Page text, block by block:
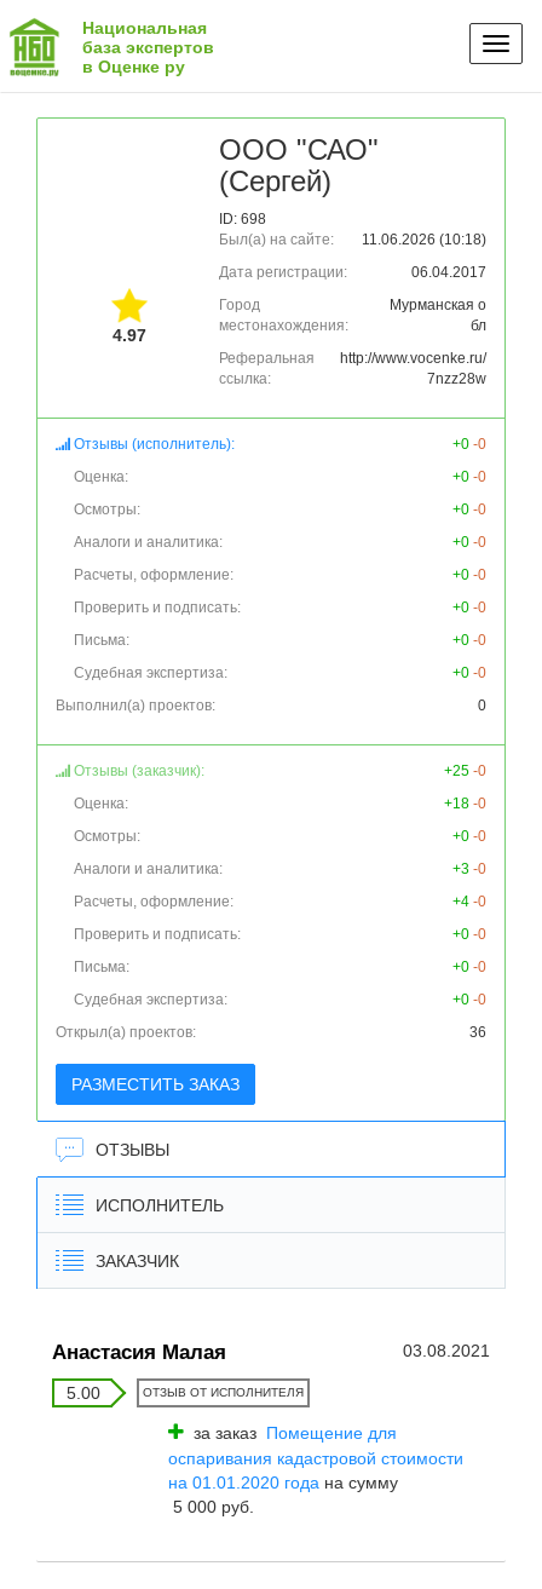
Национальная
база экспертов
в Оценке ру
4.97
ООО "САО"
(Сергей)
ID: 698
Был(а) на сайте:
11.06.2026 (10:18)
Дата регистрации:
06.04.2017
Город
местонахождения:
Мурманская о
бл
Реферальная
ссылка:
http://www.vocenke.ru/
7nzz28w
Отзывы (исполнитель): +0 -0
Оценка:
+0 -0
Осмотры:
+0 -0
Аналоги и аналитика:
+0 -0
Расчеты, оформление:
+0 -0
Проверить и подписать:
+0 -0
Письма:
+0 -0
Судебная экспертиза:
+0 -0
Выполнил(а) проектов:
0
Отзывы (заказчик): +25 -0
Оценка:
+18 -0
Осмотры:
+0 -0
Аналоги и аналитика:
+3 -0
Расчеты, оформление:
+4 -0
Проверить и подписать:
+0 -0
Письма:
+0 -0
Судебная экспертиза:
+0 -0
Открыл(а) проектов:
36
РАЗМЕСТИТЬ ЗАКАЗ
ОТЗЫВЫ
ИСПОЛНИТЕЛЬ
ЗАКАЗЧИК
Анастасия Малая 03.08.2021
5.00 ОТЗЫВ ОТ ИСПОЛНИТЕЛЯ
за заказ Помещение для
оспаривания кадастровой стоимости
на 01.01.2020 года на сумму
5 000 руб.